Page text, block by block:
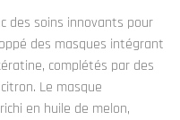
des soins innovants pour
des masques intégrant
complétés par des
Le masque
en huile de melon,